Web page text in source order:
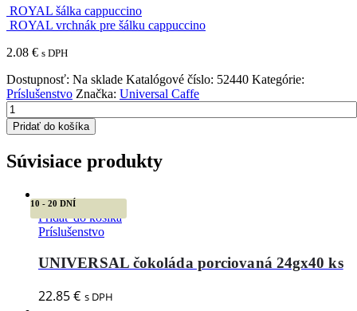
ROYAL šálka cappuccino
ROYAL vrchnák pre šálku cappuccino
2.08 € s DPH
Dostupnosť: Na sklade Katalógové číslo: 52440 Kategórie:
Príslušenstvo Značka: Universal Caffe
Pridať do košíka
Súvisiace produkty
10 - 20 DNÍ
Pridať do košíka
Príslušenstvo
UNIVERSAL čokoláda porciovaná 24gx40 ks
22.85€ s DPH